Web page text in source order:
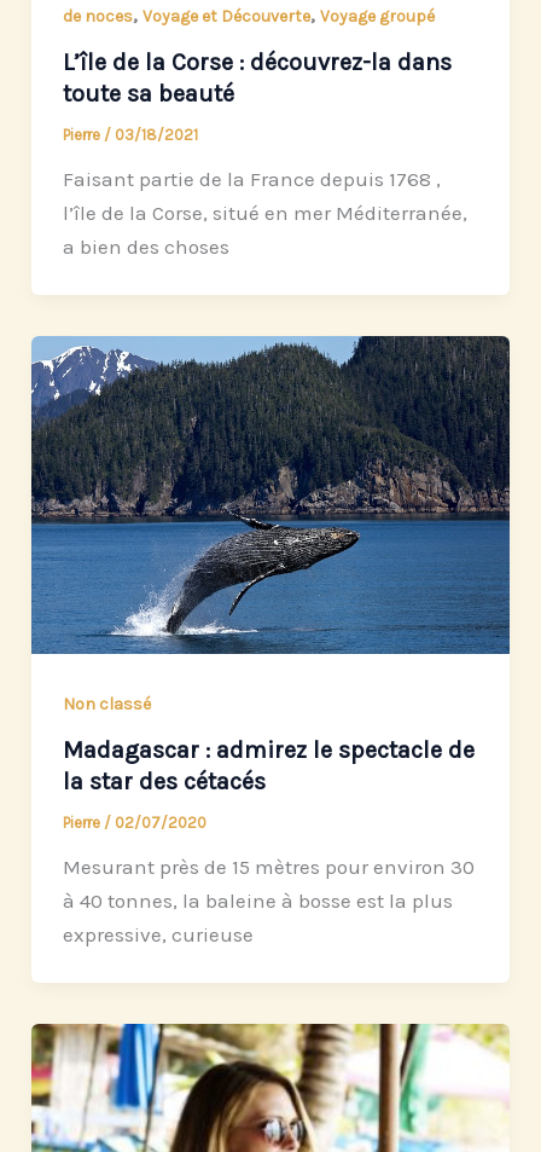
de noces, Voyage et Découverte, Voyage groupé
L’île de la Corse : découvrez-la dans
toute sa beauté
Pierre / 03/18/2021
Faisant partie de la France depuis 1768 ,
l’île de la Corse, situé en mer Méditerranée,
a bien des choses
Non classé
Madagascar : admirez le spectacle de
la star des cétacés
Pierre / 02/07/2020
Mesurant près de 15 mètres pour environ 30
à 40 tonnes, la baleine à bosse est la plus
expressive, curieuse